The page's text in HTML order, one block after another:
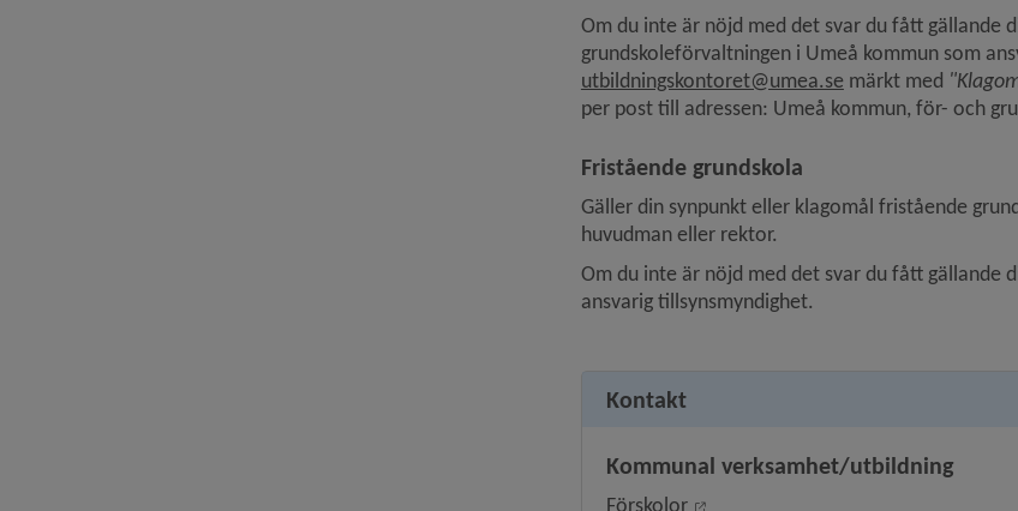
Om du inte är nöjd med det svar du fått
utbildningskontoret@umea.se märkt med
per post till adressen: Umeå kommun, för- och
Fristående grundskola
Gäller din synpunkt eller klagomål fristående
huvudman eller rektor.
Om du inte är nöjd med det svar du fått gällande
ansvarig tillsynsmyndighet.
Kontakt
Kommunal verksamhet/utbildning
Förskolor
Länk till annan webbplats, öppnas i